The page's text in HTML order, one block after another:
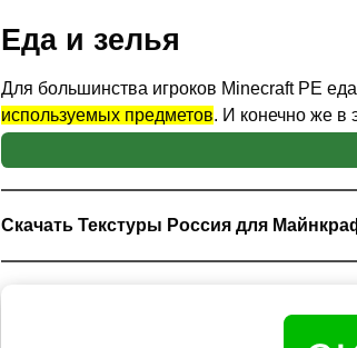
Еда и зелья
Для большинства игроков Minecraft PE
используемых предметов. И конечно же в
вместо обычной жареной курицы и
Особенно данные изменения понравится
одном, второе сразу приходит в голову.
Скачать Текстуры Россия для